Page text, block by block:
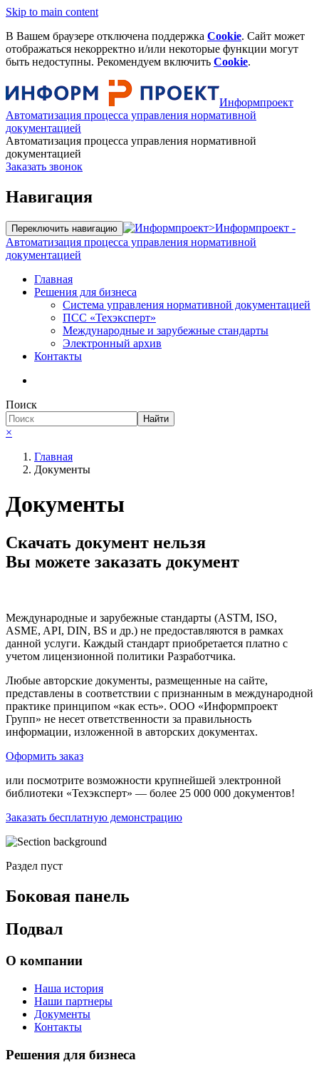
Skip to main content
В Вашем браузере отключена поддержка Cookie. Сайт может
отображаться некорректно и/или некоторые функции могут
быть недоступны. Рекомендуем включить Cookie.
Информпроект
Автоматизация процесса управления нормативной
документацией
Автоматизация процесса управления нормативной
документацией
Заказать звонок
Навигация
Переключить навигацию >Информпроект -
Автоматизация процесса управления нормативной
документацией
Главная
Решения для бизнеса
Система управления нормативной документацией
ПСС «Техэксперт»
Международные и зарубежные стандарты
Электронный архив
Контакты
Поиск
Найти
×
Главная
Документы
Документы
Скачать документ нельзя
Вы можете заказать документ
Международные и зарубежные стандарты (ASTM, ISO,
ASME, API, DIN, BS и др.) не предоставляются в рамках
данной услуги. Каждый стандарт приобретается платно с
учетом лицензионной политики Разработчика.
Любые авторские документы, размещенные на сайте,
представлены в соответствии с признанным в международной
практике принципом «как есть». ООО «Информпроект
Групп» не несет ответственности за правильность
информации, изложенной в авторских документах.
Оформить заказ
или посмотрите возможности крупнейшей электронной
библиотеки «Техэксперт» — более 25 000 000 документов!
Заказать бесплатную демонстрацию
Раздел пуст
Боковая панель
Подвал
О компании
Наша история
Наши партнеры
Документы
Контакты
Решения для бизнеса